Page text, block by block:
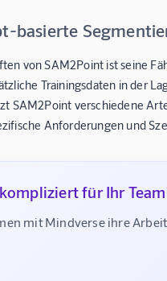
basierte
von SAM2Point ist seine
Trainingsdaten in der
SAM2Point verschiedene
Anforderungen und
für Ihr
mit Mindverse ihre